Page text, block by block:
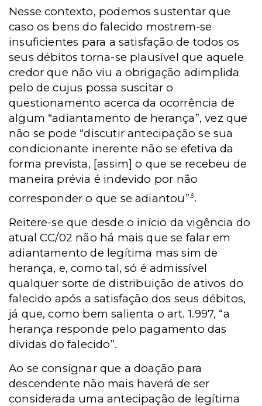
Nesse contexto, podemos sustentar que
caso os bens do falecido mostrem-se
insuficientes para a satisfação de todos os
seus débitos torna-se plausível que aquele
credor que não viu a obrigação adimplida
pelo de cujus possa suscitar o
questionamento acerca da ocorrência de
algum “adiantamento de herança”, vez que
não se pode “discutir antecipação se sua
condicionante inerente não se efetiva da
forma prevista, [assim] o que se recebeu de
maneira prévia é indevido por não
corresponder o que se adiantou”3.
Reitere-se que desde o início da vigência do
atual CC/02 não há mais que se falar em
adiantamento de legítima mas sim de
herança, e, como tal, só é admissível
qualquer sorte de distribuição de ativos do
falecido após a satisfação dos seus débitos,
já que, como bem salienta o art. 1.997, “a
herança responde pelo pagamento das
dívidas do falecido”.
Ao se consignar que a doação para
descendente não mais haverá de ser
considerada uma antecipação de legítima